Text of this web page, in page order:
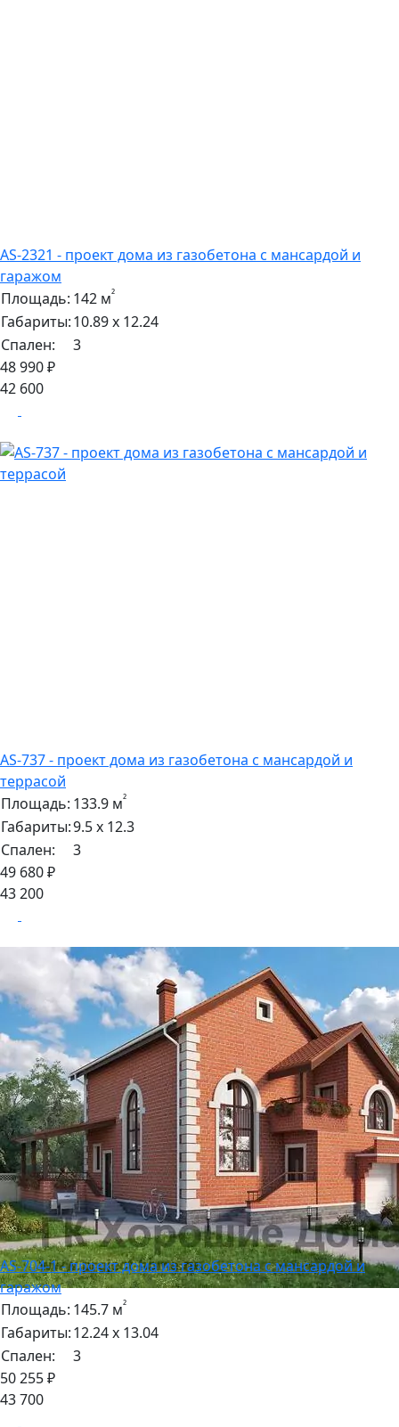
AS-2321 - проект дома из газобетона с мансардой и
гаражом
Площадь: 142 м²
Габариты:10.89 х 12.24
Спален:
3
48 990 ₽
42 600
AS-737 - проект дома из газобетона с мансардой и
террасой
Площадь: 133.9 м²
Габариты:9.5 х 12.3
Спален:
3
49 680 ₽
43 200
AS-704-1 - проект дома из газобетона с мансардой и
гаражом
Площадь: 145.7 м²
Габариты:12.24 х 13.04
Спален:
3
50 255 ₽
43 700